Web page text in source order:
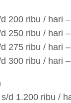
200 ribu / hari
250 ribu / hari
275 ribu / hari
300 ribu / hari
d 1.200 ribu /